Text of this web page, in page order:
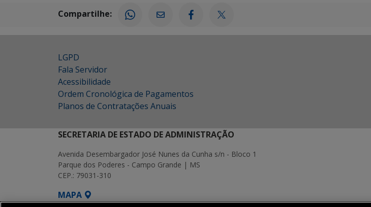
Compartilhe:
LGPD
Fala Servidor
Acessibilidade
Ordem Cronológica de Pagamentos
Planos de Contratações Anuais
SECRETARIA DE ESTADO DE ADMINISTRAÇÃO
Avenida Desembargador José Nunes da Cunha s/n - Bloco 1
Parque dos Poderes - Campo Grande | MS
CEP.: 79031-310
MAPA